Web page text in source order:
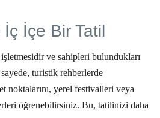
İçe Bir Tatil
ve sahipleri bulundukları
turistik rehberlerde
noktalarını, yerel festivalleri veya
öğrenebilirsiniz. Bu, tatilinizi daha